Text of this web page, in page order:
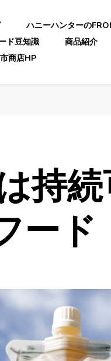
ハニーハンターの
ド豆知識 商品紹介
商店HP
持
ード